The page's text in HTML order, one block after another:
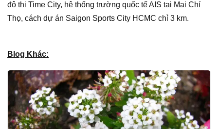
đô thị Time City, hệ thống trường quốc tế AIS tại Mai Chí
Thọ, cách dự án Saigon Sports City HCMC chỉ 3 km.
Blog Khác: